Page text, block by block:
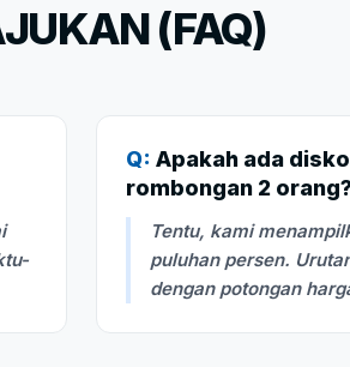
(FAQ)
Q: Apakah ada
rombongan 2
Tentu, kami
puluhan persen.
dengan potongan